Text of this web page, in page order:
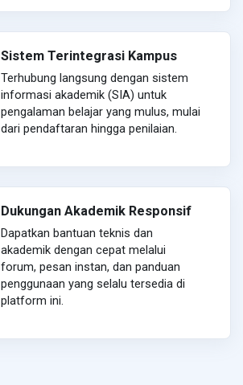
Sistem Terintegrasi Kampus
Terhubung langsung dengan sistem
informasi akademik (SIA) untuk
pengalaman belajar yang mulus, mulai
dari pendaftaran hingga penilaian.
Dukungan Akademik Responsif
Dapatkan bantuan teknis dan
akademik dengan cepat melalui
forum, pesan instan, dan panduan
penggunaan yang selalu tersedia di
platform ini.